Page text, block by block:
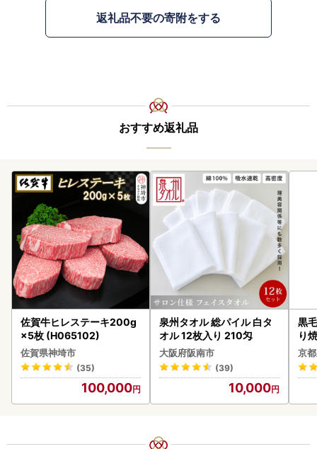
返礼品不要の寄附をする
おすすめ返礼品
佐賀牛ヒレステーキ200g
×5枚 (H065102)
佐賀県神埼市
(35)
100,000
泉州タオル 総パイル 白タ
オル 12枚入り 210匁
大阪府阪南市
(39)
10,000
黒
り
京